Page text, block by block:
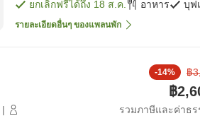
ยกเลิกฟรีได้ถึง 18 ส.ค. อาหาร บุฟ
รายละเอียดอื่นๆ ของแพลนพัก
|
-14% ฿
฿
รวมภาษีและค่าธร